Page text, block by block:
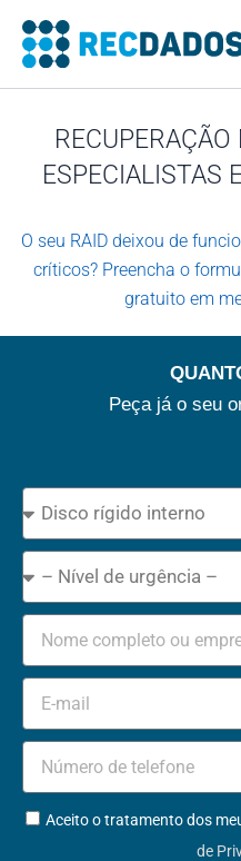
ESPECIALISTAS
O seu RAID deixou de
críticos? Preencha o
gratuito em
Peça já o seu
Device
Type
Emergency
Name
Email
Phone
+351
GDPRAceito o tratamento dos
de